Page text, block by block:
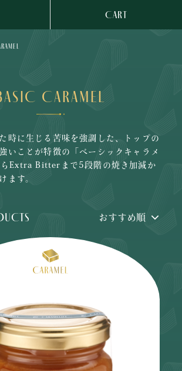
CART
CARAMEL
時に生じる苦味を強調した、トップの
いことが特徴の「ベーシックキャラメ
Extra Bitterまで5段階の焼き加減か
ます。